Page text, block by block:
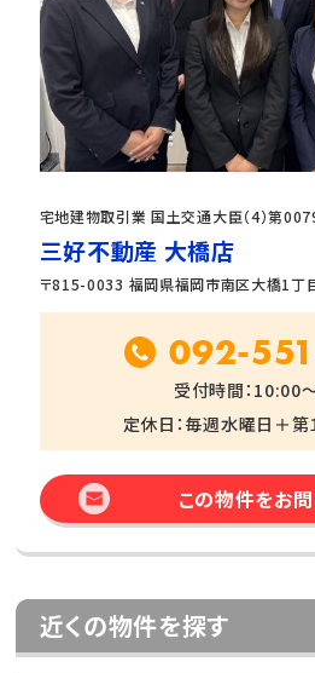
宅地建物取引業 国土交通大臣（4）第
三好不動産 大橋店
〒815-0033 福岡県福岡市南区大橋1丁
092-
受付時間：10:00
定休日：毎週水曜日＋第
この物件をお
近くの物件を探す